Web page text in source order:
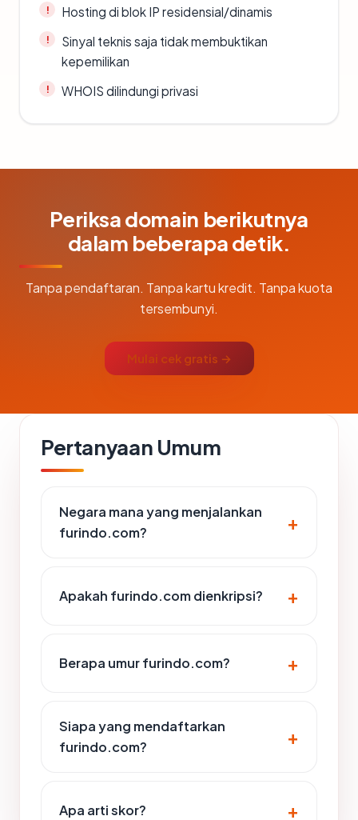
Hosting di blok IP residensial/dinamis
Sinyal teknis saja tidak membuktikan
kepemilikan
WHOIS dilindungi privasi
Periksa domain berikutnya
dalam beberapa detik.
Tanpa pendaftaran. Tanpa kartu kredit. Tanpa kuota
tersembunyi.
Mulai cek gratis →
Pertanyaan Umum
Negara mana yang menjalankan
furindo.com?
Apakah furindo.com dienkripsi?
Berapa umur furindo.com?
Siapa yang mendaftarkan
furindo.com?
Apa arti skor?